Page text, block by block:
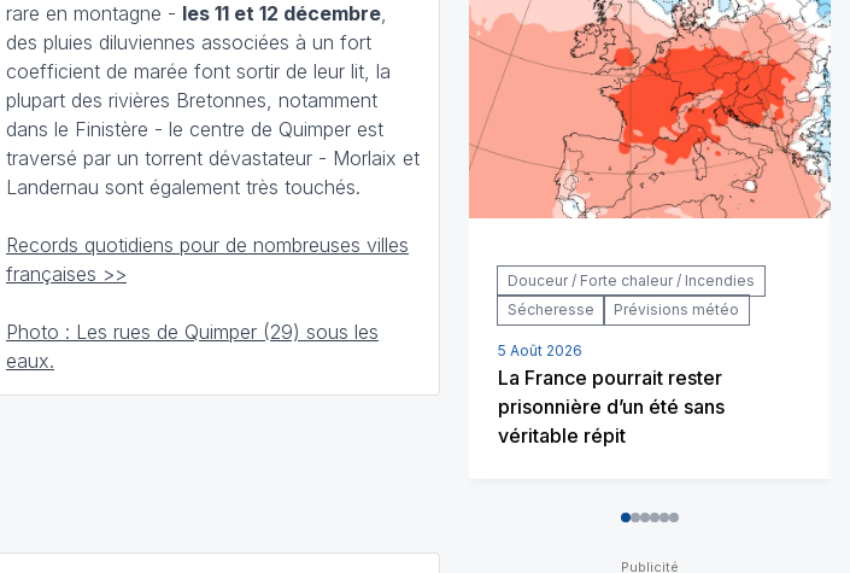
rare en montagne - les 11 et 12 décembre,
des pluies diluviennes associées à un fort
coefficient de marée font sortir de leur lit, la
plupart des rivières Bretonnes, notamment
dans le Finistère - le centre de Quimper est
traversé par un torrent dévastateur - Morlaix et
Landernau sont également très touchés.
Records quotidiens pour de nombreuses villes
françaises >>
Photo : Les rues de Quimper (29) sous les
eaux.
Douceur / Forte chaleur / Incendies
Sécheresse
Prévisions météo
5 Août 2026
La France pourrait rester
prisonnière d’un été sans
véritable répit
012345